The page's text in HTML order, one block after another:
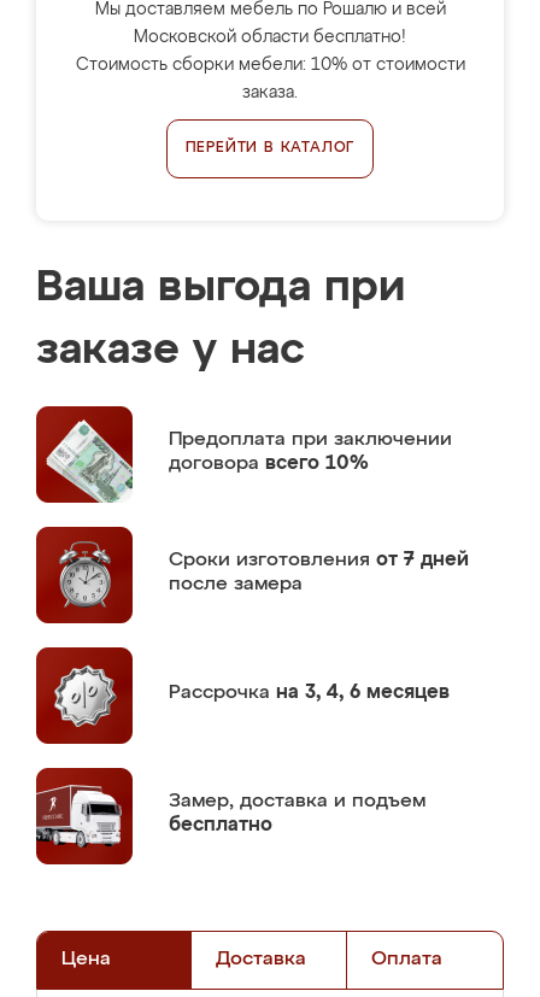
Мы доставляем мебель по Рошалю и всей
Московской области бесплатно!
Стоимость сборки мебели: 10% от стоимости
заказа.
ПЕРЕЙТИ В КАТАЛОГ
Ваша выгода при
заказе у нас
Предоплата при заключении
договора всего 10%
Сроки изготовления от 7 дней
после замера
Рассрочка на 3, 4, 6 месяцев
Замер, доставка и подъем
бесплатно
Цена Доставка Оплата